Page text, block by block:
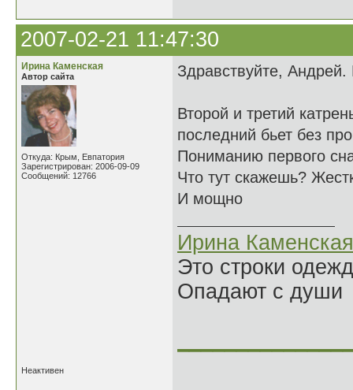
2007-02-21 11:47:30
Ирина Каменская
Автор сайта
Откуда: Крым, Евпатория
Зарегистрирован: 2006-09-09
Сообщений: 12766
Здравствуйте, Андрей.
Второй и третий
последний бьет без
Пониманию первого
Что тут скажешь?
И мощно
Ирина Каменская
Это строки
Опадают с души
Неактивен